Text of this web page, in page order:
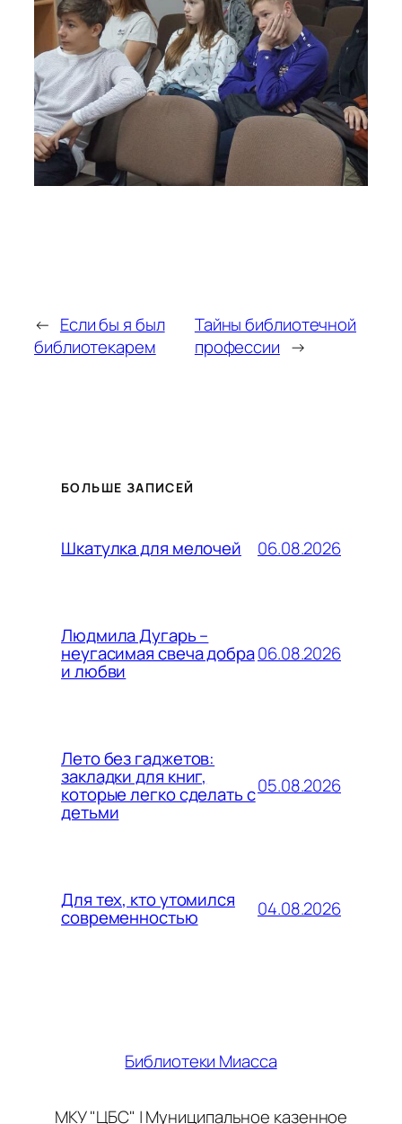
← Если бы я был
библиотекарем
Тайны библиотечной
профессии →
БОЛЬШЕ ЗАПИСЕЙ
Шкатулка для мелочей 06.08.2026
Людмила Дугарь –
неугасимая свеча добра
и любви
06.08.2026
Лето без гаджетов:
закладки для книг,
которые легко сделать с
детьми
05.08.2026
Для тех, кто утомился
современностью 04.08.2026
Библиотеки Миасса
МКУ "ЦБС" | Муниципальное казенное